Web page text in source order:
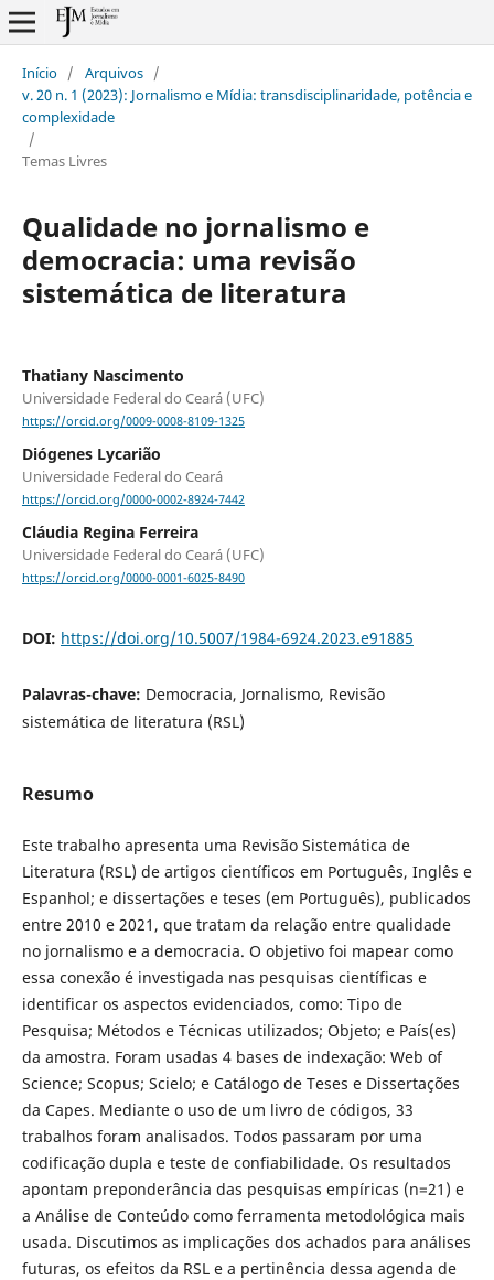
Início / Arquivos /
v. 20 n. 1 (2023): Jornalismo e Mídia: transdisciplinaridade, potência e
complexidade
/
Temas Livres
Qualidade no jornalismo e
democracia: uma revisão
sistemática de literatura
Thatiany Nascimento
Universidade Federal do Ceará (UFC)
https://orcid.org/0009-0008-8109-1325
Diógenes Lycarião
Universidade Federal do Ceará
https://orcid.org/0000-0002-8924-7442
Cláudia Regina Ferreira
Universidade Federal do Ceará (UFC)
https://orcid.org/0000-0001-6025-8490
DOI: https://doi.org/10.5007/1984-6924.2023.e91885
Palavras-chave: Democracia, Jornalismo, Revisão
sistemática de literatura (RSL)
Resumo
Este trabalho apresenta uma Revisão Sistemática de
Literatura (RSL) de artigos científicos em Português, Inglês e
Espanhol; e dissertações e teses (em Português), publicados
entre 2010 e 2021, que tratam da relação entre qualidade
no jornalismo e a democracia. O objetivo foi mapear como
essa conexão é investigada nas pesquisas científicas e
identificar os aspectos evidenciados, como: Tipo de
Pesquisa; Métodos e Técnicas utilizados; Objeto; e País(es)
da amostra. Foram usadas 4 bases de indexação: Web of
Science; Scopus; Scielo; e Catálogo de Teses e Dissertações
da Capes. Mediante o uso de um livro de códigos, 33
trabalhos foram analisados. Todos passaram por uma
codificação dupla e teste de confiabilidade. Os resultados
apontam preponderância das pesquisas empíricas (n=21) e
a Análise de Conteúdo como ferramenta metodológica mais
usada. Discutimos as implicações dos achados para análises
futuras, os efeitos da RSL e a pertinência dessa agenda de